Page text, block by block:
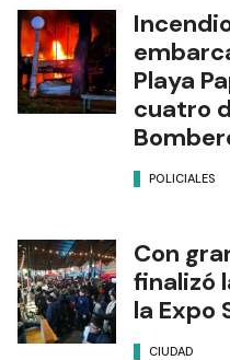
Playa
cuatro
POLICIALES
Con
finalizó
la Expo
CIUDAD